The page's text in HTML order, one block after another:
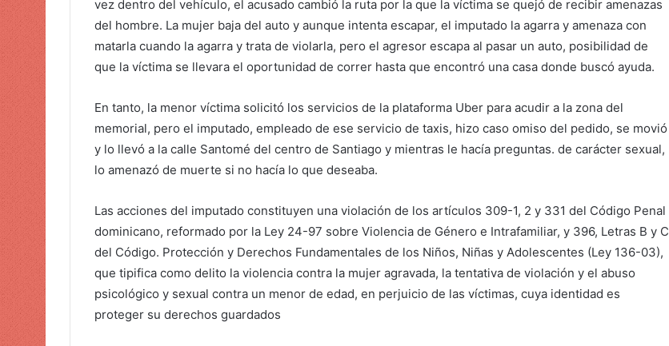
vez dentro del vehículo, el acusado cambió la ruta por la que la víctima se quejó de recibir amenazas
del hombre. La mujer baja del auto y aunque intenta escapar, el imputado la agarra y amenaza con
matarla cuando la agarra y trata de violarla, pero el agresor escapa al pasar un auto, posibilidad de
que la víctima se llevara el oportunidad de correr hasta que encontró una casa donde buscó ayuda.
En tanto, la menor víctima solicitó los servicios de la plataforma Uber para acudir a la zona del
memorial, pero el imputado, empleado de ese servicio de taxis, hizo caso omiso del pedido, se movió
y lo llevó a la calle Santomé del centro de Santiago y mientras le hacía preguntas. de carácter sexual,
lo amenazó de muerte si no hacía lo que deseaba.
Las acciones del imputado constituyen una violación de los artículos 309-1, 2 y 331 del Código Penal
dominicano, reformado por la Ley 24-97 sobre Violencia de Género e Intrafamiliar, y 396, Letras B y C
del Código. Protección y Derechos Fundamentales de los Niños, Niñas y Adolescentes (Ley 136-03),
que tipifica como delito la violencia contra la mujer agravada, la tentativa de violación y el abuso
psicológico y sexual contra un menor de edad, en perjuicio de las víctimas, cuya identidad es
proteger su derechos guardados